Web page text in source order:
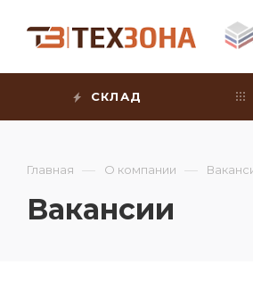
СКЛАД
Главная — О компании —
Вакансии